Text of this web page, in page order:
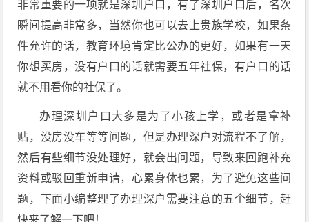
非常重要的一项就是深圳户口，有了深圳户口后，名次
瞬间提高非常多，当然你也可以去上贵族学校，如果条
件允许的话，教育环境肯定比公办的更好，如果有一天
你想买房，没有户口的话就需要五年社保，有户口的话
就不用看你的社保了。
办理深圳户口大多是为了小孩上学，或者是拿补
贴，没房没车等等问题，但是办理深户对流程不了解，
然后有些细节没处理好，就会出问题，导致来回跑补充
资料或驳回重新申请，心累身体也累，为了避免这些问
题，下面小编整理了办理深户需要注意的五个细节，赶
快来了解一下吧！